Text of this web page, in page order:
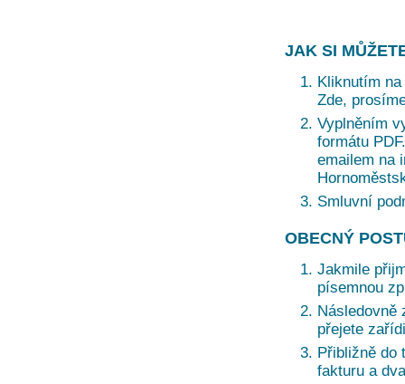
JAK SI
Kliknutím
Zde,
Vyplněním
formátu
emailem na
Smluvní
OBECNÝ
Jakmile
písemnou
Následovně
přejete
Přibližně do
fakturu a